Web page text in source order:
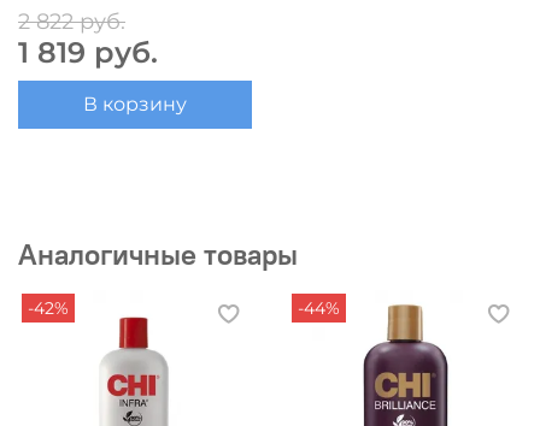
2 822 руб.
1 819 руб.
В корзину
Аналогичные товары
-42% -44%